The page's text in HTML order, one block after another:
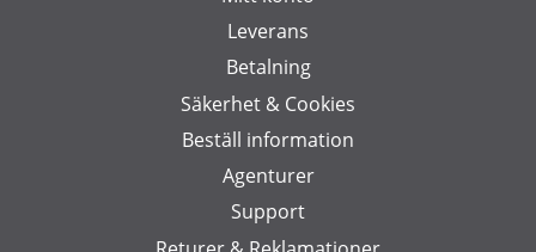
Leverans
Betalning
Säkerhet & Cookies
Beställ information
Agenturer
Support